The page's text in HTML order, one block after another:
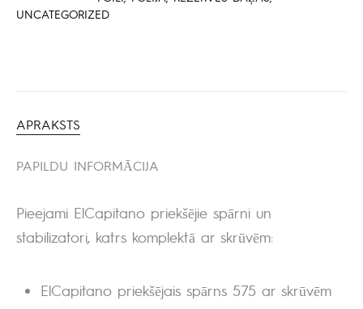
UNCATEGORIZED
APRAKSTS
PAPILDU INFORMĀCIJA
Pieejami ElCapitano priekšējie spārni un
stabilizatori, katrs komplektā ar skrūvēm:
ElCapitano priekšējais spārns 575 ar skrūvēm